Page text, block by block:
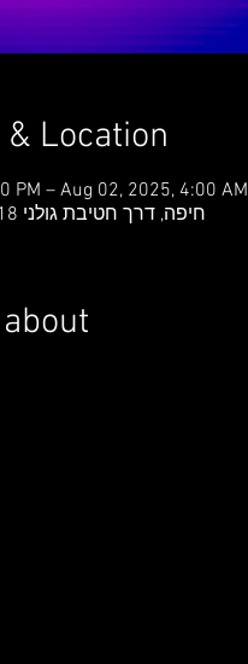
Location
PM – Aug 02, 2025, 4:00 AM
חיפה, דרך חטיבת גולני 18, חיפה, ישראל
about